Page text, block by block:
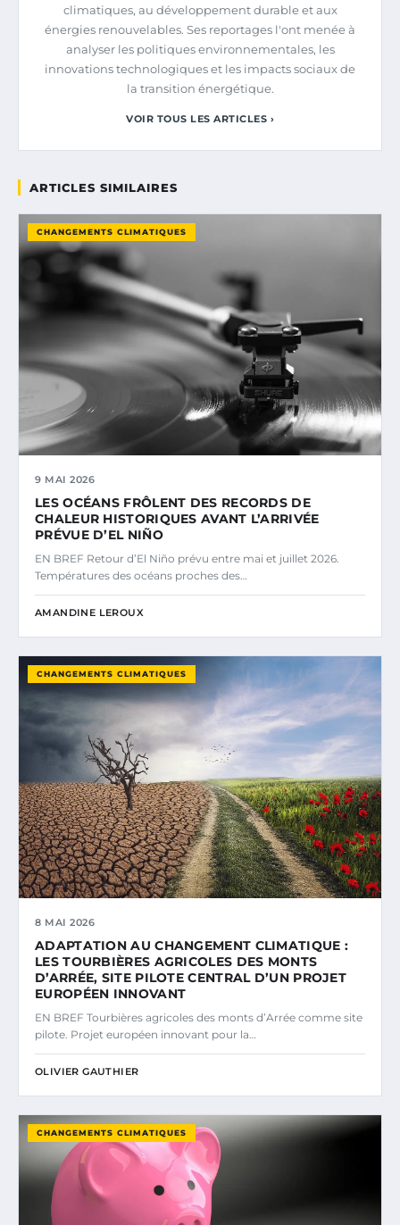
climatiques, au développement durable et aux
énergies renouvelables. Ses reportages l'ont menée à
analyser les politiques environnementales, les
innovations technologiques et les impacts sociaux de
la transition énergétique.
VOIR TOUS LES ARTICLES ›
ARTICLES SIMILAIRES
CHANGEMENTS CLIMATIQUES
9 MAI 2026
LES OCÉANS FRÔLENT DES RECORDS DE
CHALEUR HISTORIQUES AVANT L’ARRIVÉE
PRÉVUE D’EL NIÑO
EN BREF Retour d’El Niño prévu entre mai et juillet 2026.
Températures des océans proches des…
AMANDINE LEROUX
CHANGEMENTS CLIMATIQUES
8 MAI 2026
ADAPTATION AU CHANGEMENT CLIMATIQUE :
LES TOURBIÈRES AGRICOLES DES MONTS
D’ARRÉE, SITE PILOTE CENTRAL D’UN PROJET
EUROPÉEN INNOVANT
EN BREF Tourbières agricoles des monts d’Arrée comme site
pilote. Projet européen innovant pour la…
OLIVIER GAUTHIER
CHANGEMENTS CLIMATIQUES